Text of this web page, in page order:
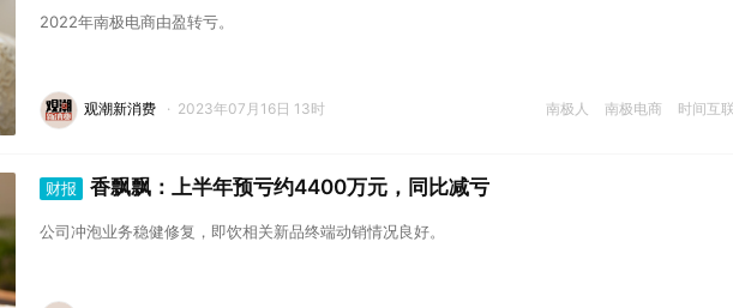
2022年南极电商由盈转亏。
南极人 南极电商 时间互联
观潮新消费 · 2023年07月16日 13时
财报 香飘飘：上半年预亏约4400万元，同比减亏
公司冲泡业务稳健修复，即饮相关新品终端动销情况良好。